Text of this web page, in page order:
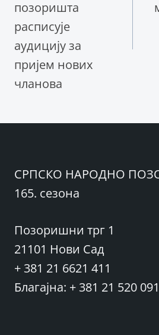
позоришта
расписује
аудицију за
пријем нових
чланова
СРПСКО НАРОДНО
165. сезона
Позоришни трг 1
21101 Нови Сад
+ 381 21 6621 411
Благајна: + 381 21 520 091